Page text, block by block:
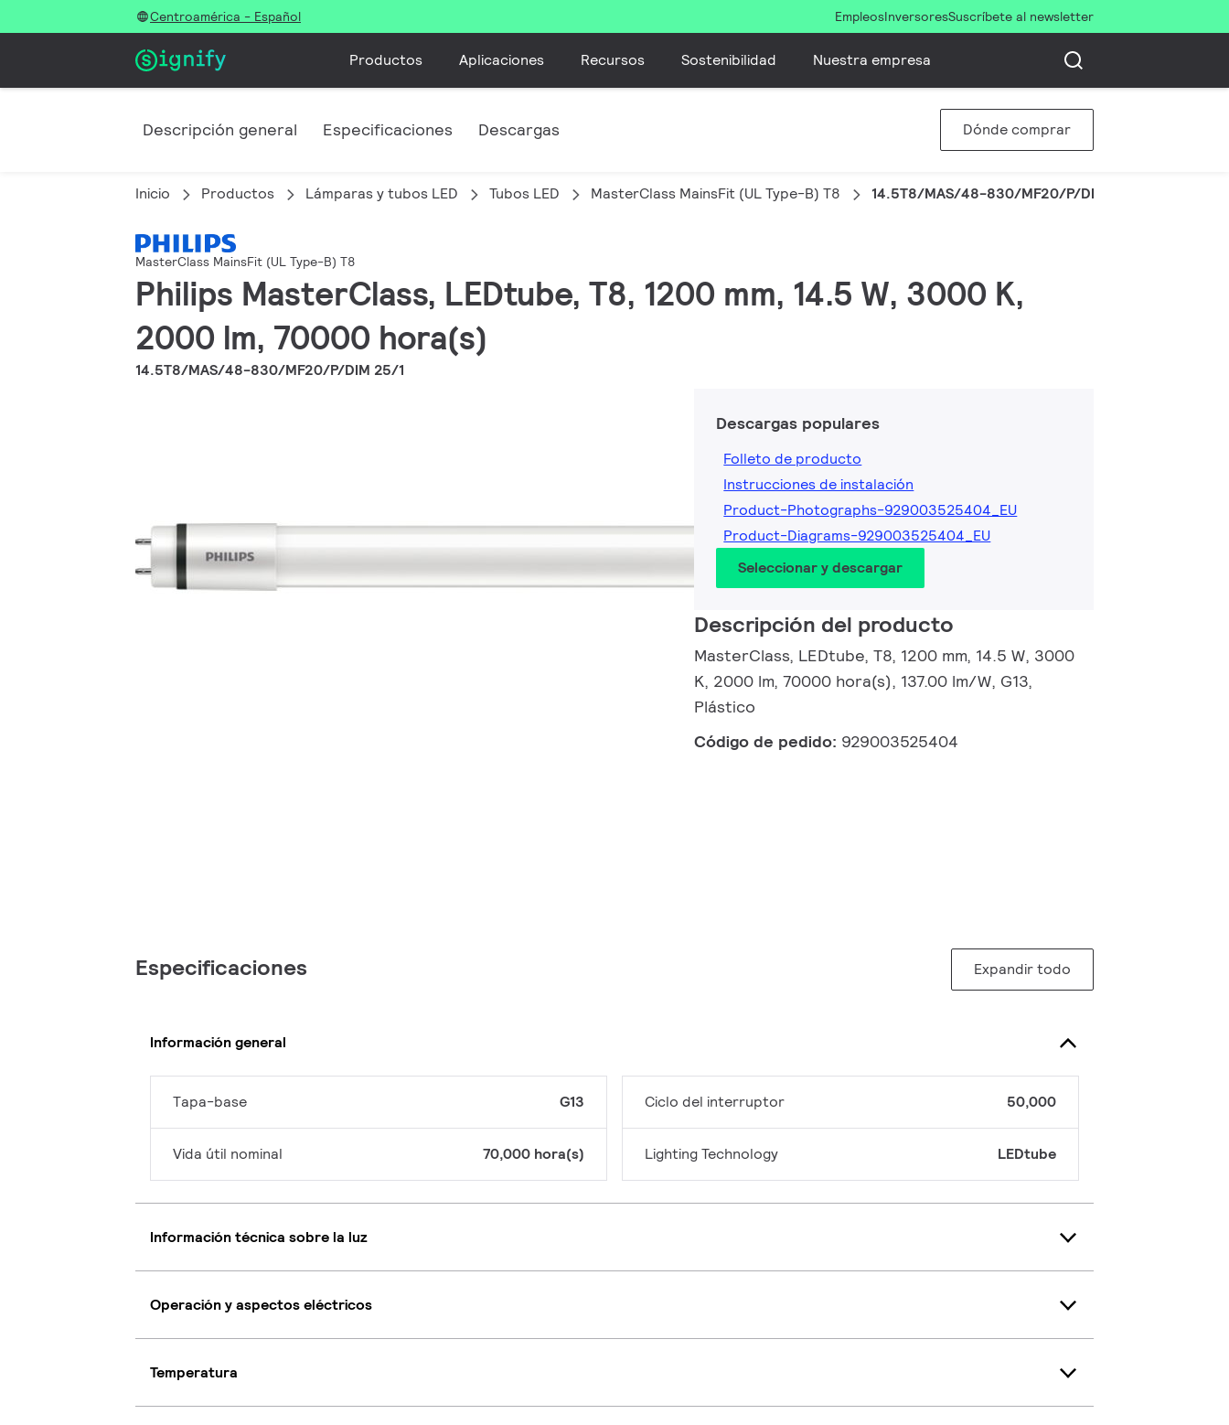
Centroamérica - Español EmpleosInversoresSuscríbete al newsletter
Productos Aplicaciones Recursos Sostenibilidad Nuestra empresa
Descripción general Especificaciones Descargas Dónde comprar
Inicio Productos Lámparas y tubos LED Tubos LED MasterClass MainsFit (UL Type-B) T8 14.5T8/MAS/48-830/MF20/P/DIM 25/1
MasterClass MainsFit (UL Type-B) T8
Philips MasterClass, LEDtube, T8, 1200 mm, 14.5 W, 3000 K,
2000 lm, 70000 hora(s)
14.5T8/MAS/48-830/MF20/P/DIM 25/1
Descargas populares
Folleto de producto
Instrucciones de instalación
Product-Photographs-929003525404_EU
Product-Diagrams-929003525404_EU
Seleccionar y descargar
Descripción del producto
MasterClass, LEDtube, T8, 1200 mm, 14.5 W, 3000
K, 2000 lm, 70000 hora(s), 137.00 lm/W, G13,
Plástico
Código de pedido: 929003525404
Especificaciones Expandir todo
Información general
Tapa-base G13
Vida útil nominal 70,000 hora(s)
Ciclo del interruptor 50,000
Lighting Technology LEDtube
Información técnica sobre la luz
Operación y aspectos eléctricos
Temperatura